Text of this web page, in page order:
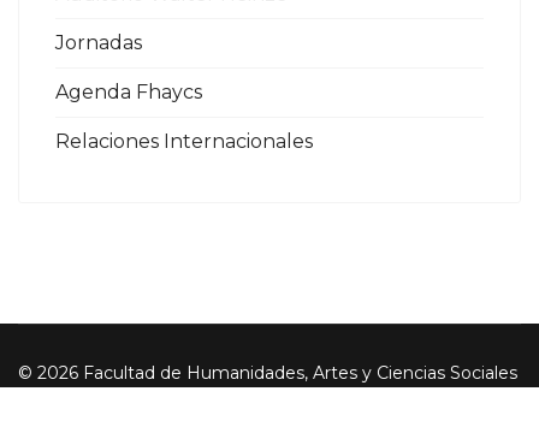
Jornadas
Agenda Fhaycs
Relaciones Internacionales
© 2026 Facultad de Humanidades, Artes y Ciencias Sociales